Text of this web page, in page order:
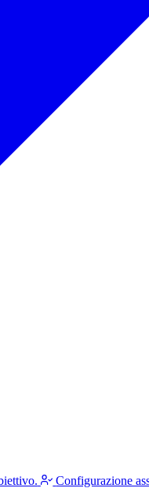
Configurazione